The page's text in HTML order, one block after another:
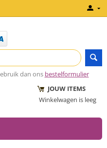
dan ons bestelformulier
JOUW ITEMS
Winkelwagen is leeg